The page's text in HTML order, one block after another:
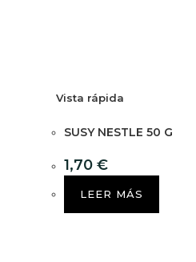
Vista rápida
SUSY NESTLE 50 G
1,70 €
LEER MÁS